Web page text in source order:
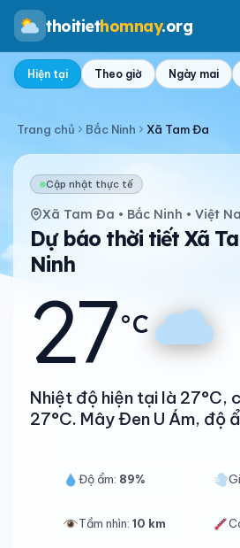
thoitiethomnay.org
Hiện tại Theo giờ Ngày mai
Trang chủ Bắc Ninh Xã Tam Đa
Cập nhật thực tế
Xã Tam Đa • Bắc Ninh • Việt
Dự báo thời tiết Xã
Ninh
27°C
Nhiệt độ hiện tại là 27°C,
27°C. Mây Đen U Ám, độ
Độ ẩm: 89%
Tầm nhìn: 10 km